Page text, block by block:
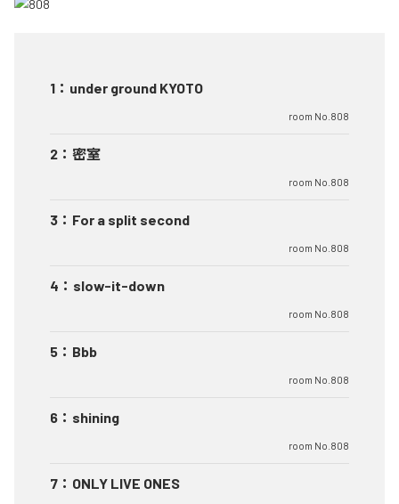
1 ： under ground KYOTO
room No.808
2 ： 密室
room No.808
3 ： For a split second
room No.808
4 ： slow-it-down
room No.808
5 ： Bbb
room No.808
6 ： shining
room No.808
7 ： ONLY LIVE ONES